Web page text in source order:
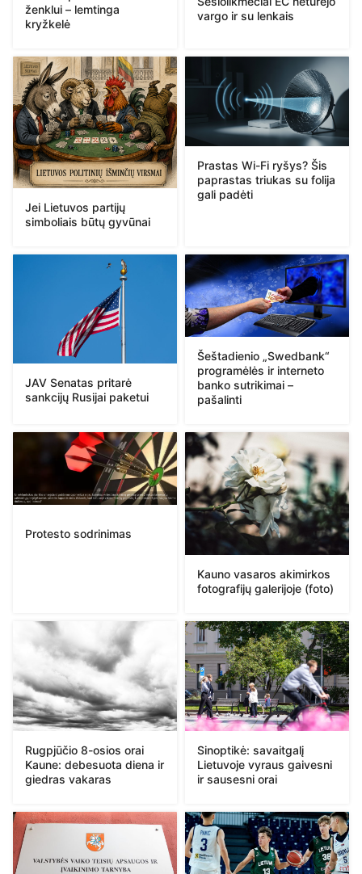
ženklui – lemtinga
kryžkelė
vargo ir su lenkais
Jei Lietuvos partijų
simboliais būtų gyvūnai
Prastas Wi-Fi ryšys? Šis
paprastas triukas su folija
gali padėti
JAV Senatas pritarė
sankcijų Rusijai paketui
Šeštadienio „Swedbank“
programėlės ir interneto
banko sutrikimai –
pašalinti
Protesto sodrinimas
Kauno vasaros akimirkos
fotografijų galerijoje (foto)
Rugpjūčio 8-osios orai
Kaune: debesuota diena ir
giedras vakaras
Sinoptikė: savaitgalį
Lietuvoje vyraus gaivesni
ir sausesni orai